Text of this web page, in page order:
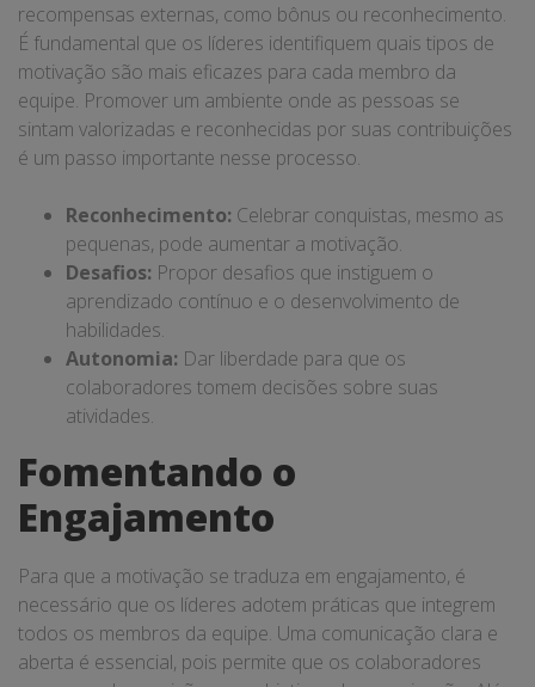
recompensas externas, como bônus ou reconhecimento.
É fundamental que os líderes identifiquem quais tipos de
motivação são mais eficazes para cada membro da
equipe. Promover um ambiente onde as pessoas se
sintam valorizadas e reconhecidas por suas contribuições
é um passo importante nesse processo.
Reconhecimento: Celebrar conquistas, mesmo as
pequenas, pode aumentar a motivação.
Desafios: Propor desafios que instiguem o
aprendizado contínuo e o desenvolvimento de
habilidades.
Autonomia: Dar liberdade para que os
colaboradores tomem decisões sobre suas
atividades.
Fomentando o
Engajamento
Para que a motivação se traduza em engajamento, é
necessário que os líderes adotem práticas que integrem
todos os membros da equipe. Uma comunicação clara e
aberta é essencial, pois permite que os colaboradores